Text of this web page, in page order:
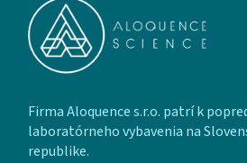
Firma Aloquence s.r.o. patrí k
laboratórneho vybavenia na
republike.